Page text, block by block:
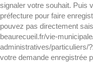
signaler votre souhait. Puis
préfecture pour faire
pouvez pas directement
beaurecueil.fr/vie-
administratives/particuliers/
votre demande enregistrée